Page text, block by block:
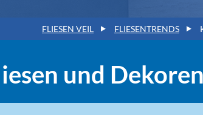
FLIESEN VEIL FLIESENTRENDS
und